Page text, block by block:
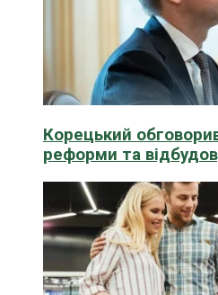
Корецький
реформи та